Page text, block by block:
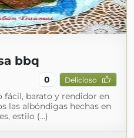
bbq
0 Delicioso
fácil, barato y rendidor en
las albóndigas hechas en
estilo (...)